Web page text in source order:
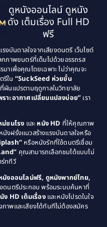
(134)
สิก(21)
สิก(25)
(46)
(515)
วพ้นวัย(1)
(3)
(1)
รม(78)
1994
1992
1988
1986
1984
1982
1978
1975
1970
1968
1963
ดูหนังออนไลน์ ดูหนัง
ดัง เต็มเรื่อง Full HD
ฟรี
บันดาลใจจากเสียงดนตรี เว็บไซต์
กภาพยนตร์ที่เต็มไปด้วยอรรถรส
าเพื่อคุณโดยเฉพาะ ไม่ว่าคุณจะ
รีใน “SuckSeed ห่วยขั้น
นแปรตามฤดูกาลในวิทยาลัย
าะอากาศเปลี่ยนแปลงบ่อย” เรา
ชนโรง และ หนัง HD ที่ให้คุณภาพ
งฝรั่งแนวสร้างแรงบันดาลใจหรือ
หรือหนังรักที่ใช้ดนตรีเชื่อม
คุณสามารถเลือกชมได้แบบไม่
ททีวี
นังออนไลน์ฟรี, ดูหนังพากย์ไทย,
ดนตรีประกอบ พร้อมระบบค้นหาที่
ง HD เต็มเรื่องและหนังโปรดในใจ
าพและเสียงได้ทันทีไม่ต้องสมัคร